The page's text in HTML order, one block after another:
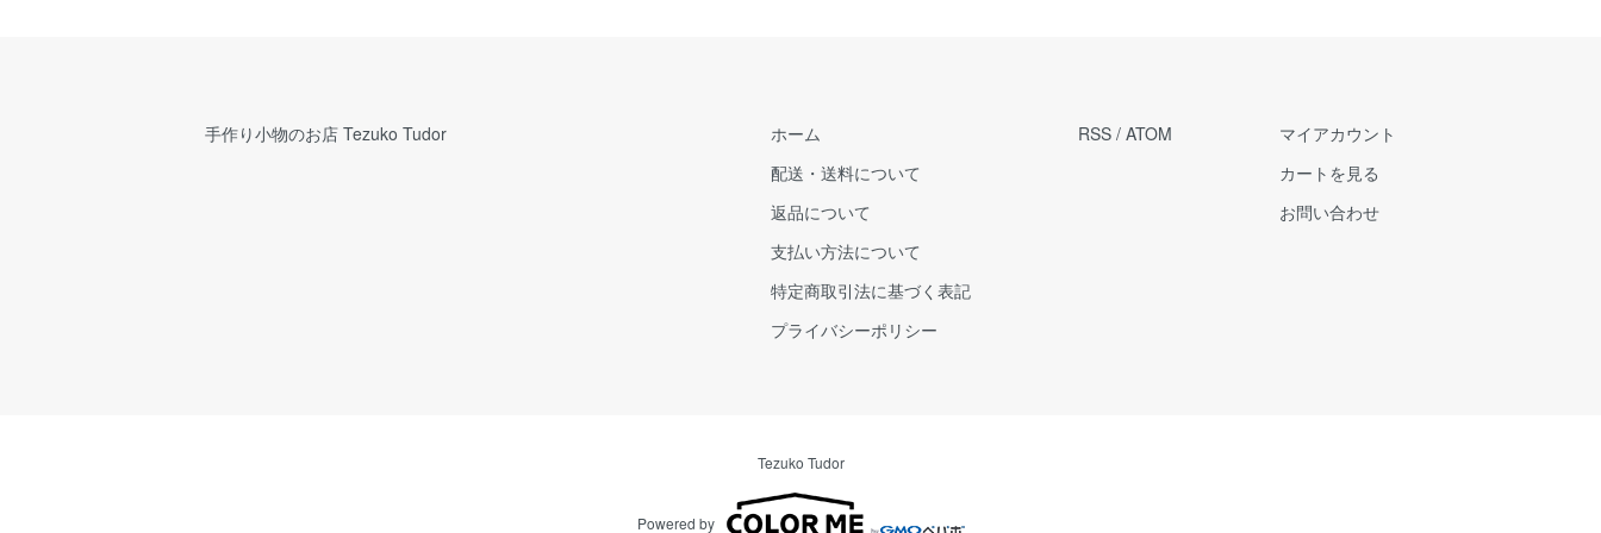
手作り小物のお店 Tezuko Tudor
ホーム
配送・送料について
返品について
支払い方法について
特定商取引法に基づく表記
プライバシーポリシー
RSS / ATOM
マイアカウント
カートを見る
お問い合わせ
Tezuko Tudor
Powered by